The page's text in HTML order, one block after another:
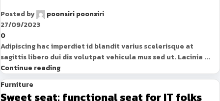
Posted by
poonsiri poonsiri
27/09/2023
0
Adipiscing hac imperdiet id blandit varius scelerisque at
sagittis libero dui dis volutpat vehicula mus sed ut. Lacinia ...
Continue reading
Furniture
Sweet seat: functional seat for IT folks